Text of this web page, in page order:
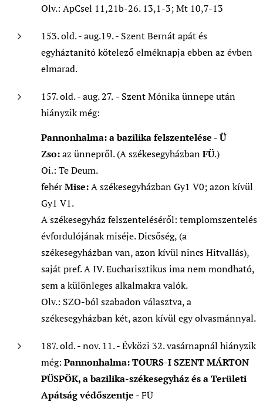
Olv.: ApCsel 11,21b-26. 13,1-3; Mt 10,7-13
153. old. - aug.19. - Szent Bernát apát és
egyháztanító kötelező elméknapja ebben az évben
elmarad.
157. old. - aug. 27. - Szent Mónika ünnepe után
hiányzik még:
Pannonhalma: a bazilika felszentelése - Ü
Zso:az ünnepről. (A székesegyházbanFÜ.)
Oi.: Te Deum.
fehérMise:A székesegyházban Gy1 V0; azon kívül
Gy1 V1.
A székesegyház felszenteléséről: templomszentelés
évfordulójának miséje. Dicsőség, (a
székesegyházban van, azon kívül nincs Hitvallás),
saját pref. A IV. Eucharisztikus ima nem mondható,
sem a különleges alkalmakra valók.
Olv.: SZO-ból szabadon választva, a
székesegyházban két, azon kívül egy olvasmánnyal.
187. old. - nov. 11. - Évközi 32. vasárnapnál hiányzik
még: Pannonhalma: TOURS-I SZENT MÁRTON
PÜSPÖK,a bazilika-székesegyház és a Területi
Apátság védőszentje - FÜ